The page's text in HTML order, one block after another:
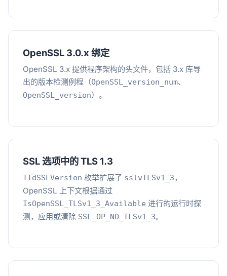
OpenSSL 3.0.x 绑定
OpenSSL 3.x 提供程序架构的头文件，包括 3.x 库导
出的版本检测例程（OpenSSL_version_num、
OpenSSL_version）。
SSL 选项中的 TLS 1.3
TIdSSLVersion 枚举扩展了 sslvTLSv1_3，
OpenSSL 上下文根据通过
IsOpenSSL_TLSv1_3_Available 进行的运行时探
测，应用或清除 SSL_OP_NO_TLSv1_3。